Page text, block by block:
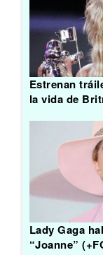
Estrenan
la vida de
Lady Gaga
“Joanne”